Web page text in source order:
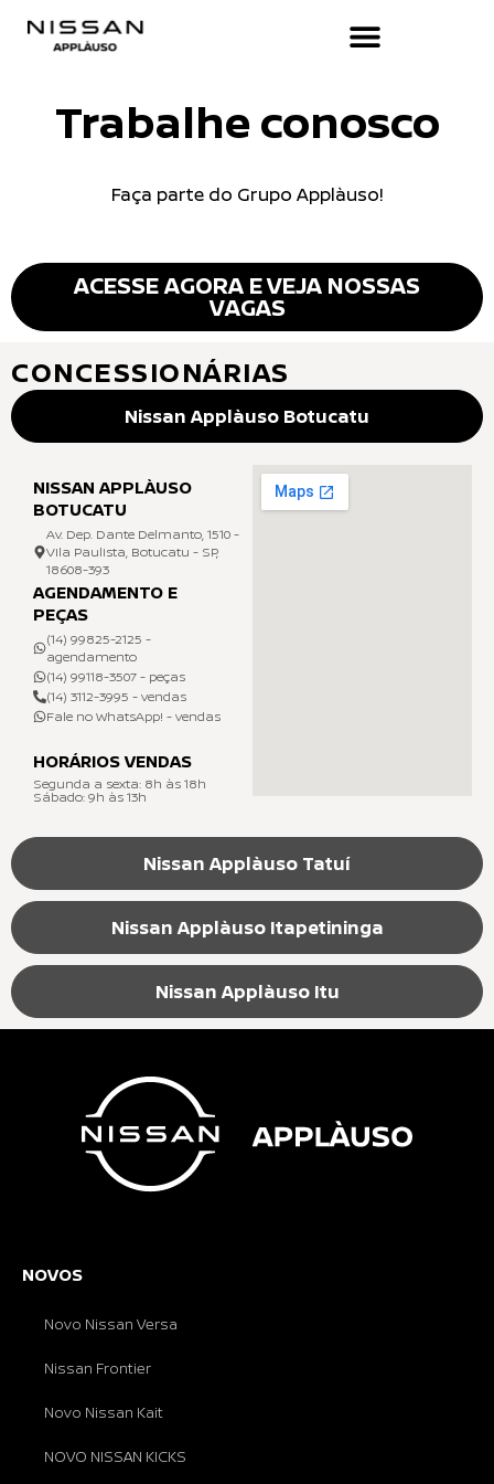
Trabalhe conosco
Faça parte do Grupo Applàuso!
ACESSE AGORA E VEJA NOSSAS
VAGAS
CONCESSIONÁRIAS
Nissan Applàuso Botucatu
Nissan Applàuso Tatuí
Nissan Applàuso Itapetininga
Nissan Applàuso Itu
NISSAN APPLÀUSO
BOTUCATU
Av. Dep. Dante Delmanto, 1510 -
Vila Paulista, Botucatu - SP,
18608-393
AGENDAMENTO E
PEÇAS
(14) 99825-2125 -
agendamento
(14) 99118-3507 - peças
(14) 3112-3995 - vendas
Fale no WhatsApp! - vendas
HORÁRIOS VENDAS
Segunda a sexta: 8h às 18h
Sábado: 9h às 13h
NOVOS
Novo Nissan Versa
Nissan Frontier
Novo Nissan Kait
NOVO NISSAN KICKS